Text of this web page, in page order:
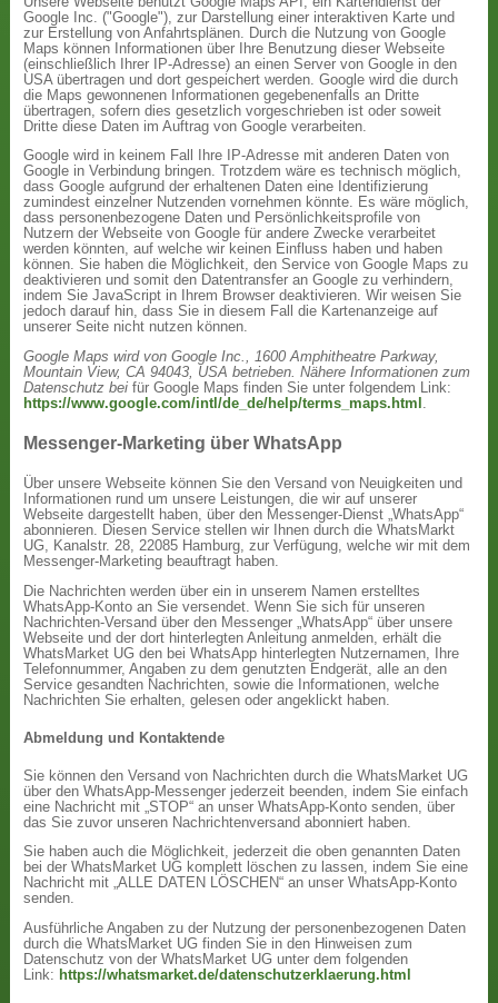
Google Inc. ("Google"), zur Darstellung einer interaktiven Karte und
zur Erstellung von Anfahrtsplänen. Durch die Nutzung von Google
Maps können Informationen über Ihre Benutzung dieser Webseite
(einschließlich Ihrer IP-Adresse) an einen Server von Google in den
USA übertragen und dort gespeichert werden. Google wird die durch
die Maps gewonnenen Informationen gegebenenfalls an Dritte
übertragen, sofern dies gesetzlich vorgeschrieben ist oder soweit
Dritte diese Daten im Auftrag von Google verarbeiten.
Google wird in keinem Fall Ihre IP-Adresse mit anderen Daten von
Google in Verbindung bringen. Trotzdem wäre es technisch möglich,
dass Google aufgrund der erhaltenen Daten eine Identifizierung
zumindest einzelner Nutzenden vornehmen könnte. Es wäre möglich,
dass personenbezogene Daten und Persönlichkeitsprofile von
Nutzern der Webseite von Google für andere Zwecke verarbeitet
werden könnten, auf welche wir keinen Einfluss haben und haben
können. Sie haben die Möglichkeit, den Service von Google Maps zu
deaktivieren und somit den Datentransfer an Google zu verhindern,
indem Sie JavaScript in Ihrem Browser deaktivieren. Wir weisen Sie
jedoch darauf hin, dass Sie in diesem Fall die Kartenanzeige auf
unserer Seite nicht nutzen können.
Google Maps wird von Google Inc., 1600 Amphitheatre Parkway,
Mountain View, CA 94043, USA betrieben. Nähere Informationen zum
Datenschutz bei für Google Maps finden Sie unter folgendem Link:
https://www.google.com/intl/de_de/help/terms_maps.html .
Messenger-Marketing über WhatsApp
Über unsere Webseite können Sie den Versand von Neuigkeiten und
Informationen rund um unsere Leistungen, die wir auf unserer
Webseite dargestellt haben, über den Messenger-Dienst „WhatsApp“
abonnieren. Diesen Service stellen wir Ihnen durch die WhatsMarkt
UG, Kanalstr. 28, 22085 Hamburg, zur Verfügung, welche wir mit dem
Messenger-Marketing beauftragt haben.
Die Nachrichten werden über ein in unserem Namen erstelltes
WhatsApp-Konto an Sie versendet. Wenn Sie sich für unseren
Nachrichten-Versand über den Messenger „WhatsApp“ über unsere
Webseite und der dort hinterlegten Anleitung anmelden, erhält die
WhatsMarket UG den bei WhatsApp hinterlegten Nutzernamen, Ihre
Telefonnummer, Angaben zu dem genutzten Endgerät, alle an den
Service gesandten Nachrichten, sowie die Informationen, welche
Nachrichten Sie erhalten, gelesen oder angeklickt haben.
Abmeldung und Kontaktende
Sie können den Versand von Nachrichten durch die WhatsMarket UG
über den WhatsApp-Messenger jederzeit beenden, indem Sie einfach
eine Nachricht mit „STOP“ an unser WhatsApp-Konto senden, über
das Sie zuvor unseren Nachrichtenversand abonniert haben.
Sie haben auch die Möglichkeit, jederzeit die oben genannten Daten
bei der WhatsMarket UG komplett löschen zu lassen, indem Sie eine
Nachricht mit „ALLE DATEN LÖSCHEN“ an unser WhatsApp-Konto
senden.
Ausführliche Angaben zu der Nutzung der personenbezogenen Daten
durch die WhatsMarket UG finden Sie in den Hinweisen zum
Datenschutz von der WhatsMarket UG unter dem folgenden
Link: https://whatsmarket.de/datenschutzerklaerung.html